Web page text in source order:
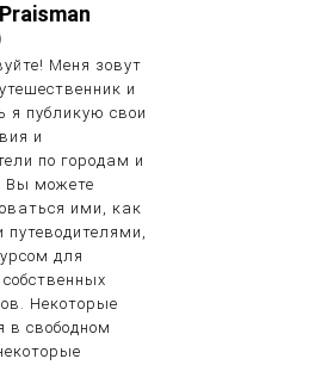
Меня зовут
и
я публикую свои
и
по городам и
Вы можете
ими, как
путеводителями,
для
Некоторые
в свободном